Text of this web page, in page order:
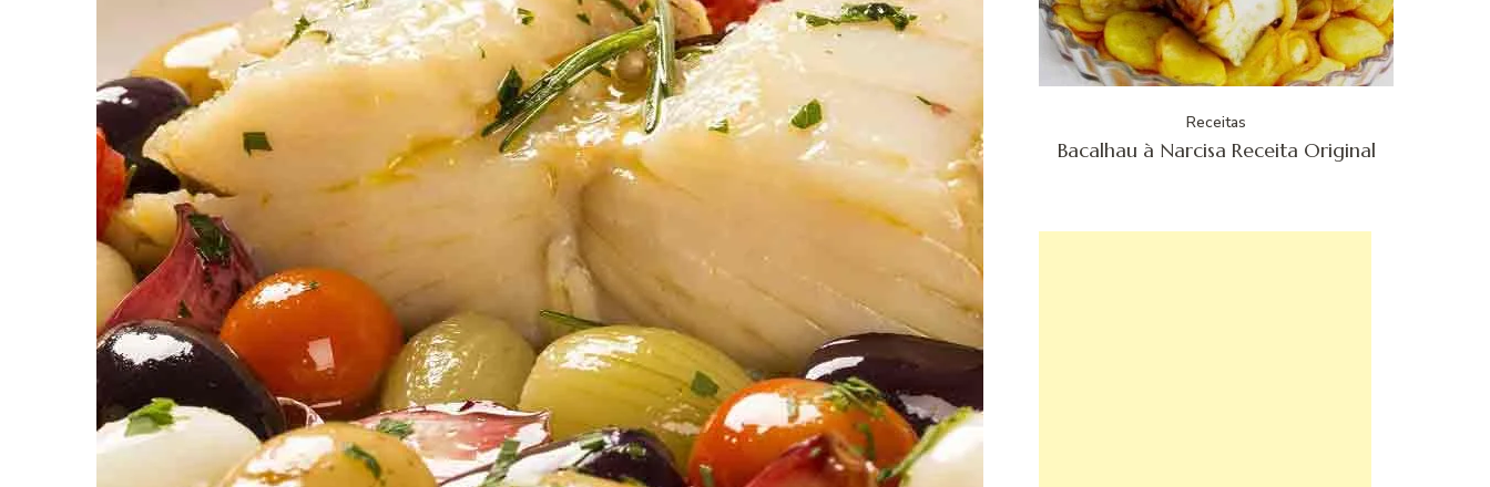
Receitas
Bacalhau à Narcisa Receita Original